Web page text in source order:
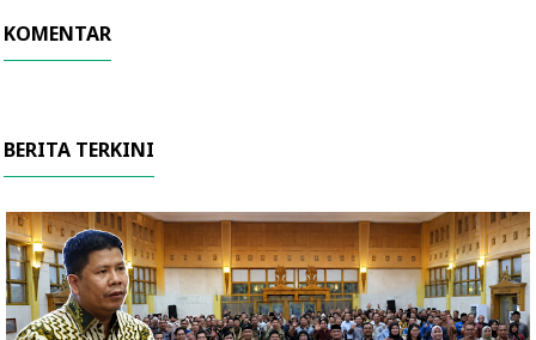
KOMENTAR
BERITA TERKINI